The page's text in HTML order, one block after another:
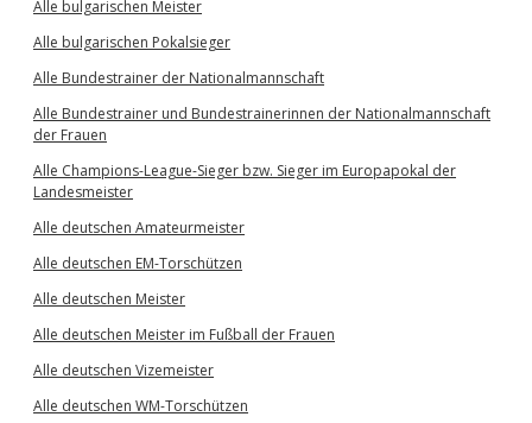
Alle bulgarischen Meister
Alle bulgarischen Pokalsieger
Alle Bundestrainer der Nationalmannschaft
Alle Bundestrainer und Bundestrainerinnen der Nationalmannschaft
der Frauen
Alle Champions-League-Sieger bzw. Sieger im Europapokal der
Landesmeister
Alle deutschen Amateurmeister
Alle deutschen EM-Torschützen
Alle deutschen Meister
Alle deutschen Meister im Fußball der Frauen
Alle deutschen Vizemeister
Alle deutschen WM-Torschützen